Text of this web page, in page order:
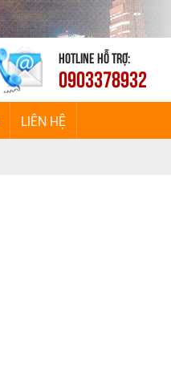
HOTLINE HỖ TRỢ:
0903378932
LIÊN HỆ